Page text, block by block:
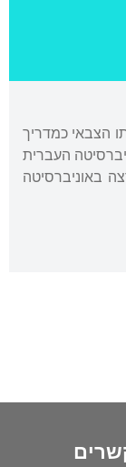
הצבאי כמדריך
העברית
באוניברסיטה